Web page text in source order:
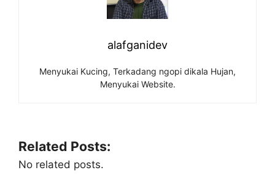
alafganidev
Menyukai Kucing, Terkadang ngopi dikala Hujan,
Menyukai Website.
Related Posts:
No related posts.